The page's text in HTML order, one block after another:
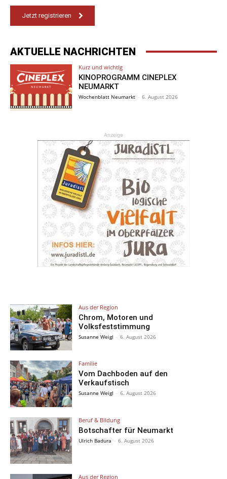
Jetzt registrieren
AKTUELLE NACHRICHTEN
Kurz und wichtig
KINOPROGRAMM CINEPLEX
NEUMARKT
Wochenblatt Neumarkt - 6. August 2026
Anzeige
Aus der Region
Chrom, Motoren und
Volksfeststimmung
Susanne Weigl - 6. August 2026
Familie
Vom Dachboden auf den
Verkaufstisch
Susanne Weigl - 6. August 2026
Beruf & Bildung
Botschafter für Neumarkt
Ulrich Badura - 6. August 2026
Aus der Region